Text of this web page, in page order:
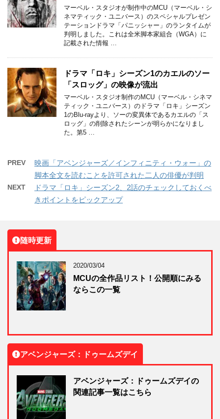
マーベル・スタジオが制作中のMCU（マーベル・シ
ネマティック・ユニバース）のスペシャルプレゼン
テーションドラマ「パニッシャー」のランタイムが
判明しました。これは全米脚本家組合（WGA）に
記載された情報 …
ドラマ「ロキ」シーズン1のカエルのソー
「スロッグ」の映像が流出
マーベル・スタジオ制作のMCU（マーベル・シネマ
ティック・ユニバース）のドラマ「ロキ」シーズン
1のBlu-rayより、ソーの変異体であるカエルの「ス
ロッグ」の削除されたシーンが明らかになりまし
た。第5 …
PREV
映画「アベンジャーズ／インフィニティ・ウォー」の
脚本全文を読むことを許可された二人の俳優が判明
NEXT
ドラマ「ロキ」シーズン2、2話のチェックしておくべ
きポイントをピックアップ
随時更新
2020/03/04
MCUの全作品リスト！公開順にみる
ならこの一覧
アベンジャーズ：ドゥームズデイ
アベンジャーズ：ドゥームズデイの
関連記事一覧はこちら